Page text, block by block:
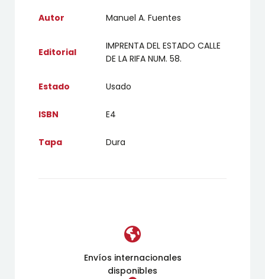
Autor Manuel A. Fuentes
Editorial
IMPRENTA DEL ESTADO CALLE
DE LA RIFA NUM. 58.
Estado Usado
ISBN E4
Tapa Dura
Envíos internacionales
disponibles